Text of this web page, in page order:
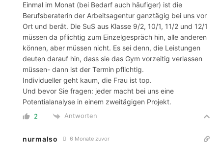
Einmal im Monat (bei Bedarf auch häufiger) ist die
Berufsberaterin der Arbeitsagentur ganztägig bei uns vor
Ort und berät. Die SuS aus Klasse 9/2, 10/1, 11/2 und 12/1
müssen da pflichtig zum Einzelgespräch hin, alle anderen
können, aber müssen nicht. Es sei denn, die Leistungen
deuten darauf hin, dass sie das Gym vorzeitig verlassen
müssen- dann ist der Termin pflichtig.
Individueller geht kaum, die Frau ist top.
Und bevor Sie fragen: jeder macht bei uns eine
Potentialanalyse in einem zweitägigen Projekt.
2 Antworten
nurmalso 6 Monate zuvor